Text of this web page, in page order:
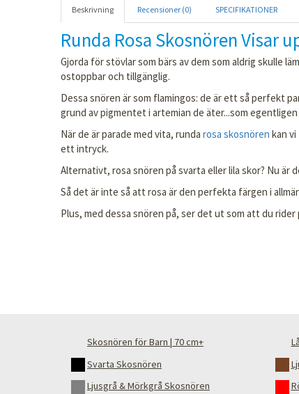
Beskrivning Recensioner (0) SPECIFIKATIONER
Runda Rosa Skosnören Visar
Gjorda för stövlar som bärs av dem som aldrig skulle
ostoppbar och tillgänglig.
Dessa snören är som flamingos: de är ett så perfekt
grund av pigmentet i artemian de äter...som
När de är parade med vita, runda rosa skosnören kan
ett intryck.
Alternativt, rosa snören på svarta eller lila skor? Nu är
Så det är inte så att rosa är den perfekta färgen i
Plus, med dessa snören på, ser det ut som att du
Skosnören för Barn | 70 cm+
Svarta Skosnören
Ljusgrå & Mörkgrå Skosnören